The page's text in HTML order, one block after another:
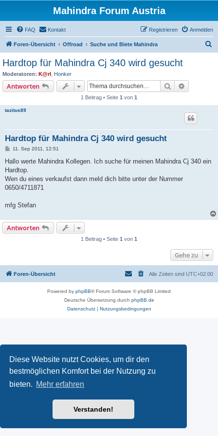
Diese Website nutzt Cookies, um dir den
bestmöglichen Komfort bei der Nutzung zu
bieten. Mehr erfahren
Verstanden!
Mahindra Forum Austria
FAQ Kontakt Anmelden
Registrieren
Foren-Übersicht Offroad Suche und Biete Mahindra
Hardtop für Mahindra Cj 340 wird gesucht
Moderatoren: K@rl Honker
Antworten Suche
1 Beitrag • Seite 1 von 1
tazitus89
Hardtop für Mahindra Cj 340 wird gesucht
B
i
r
a
11. Sep 2011, 12:51
Hallo werte Mahindra Kollegen. Ich suche für meinen Mahindra Cj 340 ein
Hardtop.
Wen du eines verkaufst dann meld dich bitte unter der Nummer
0650/4711871
mfg Stefan
Antworten
1 Beitrag • Seite 1 von 1
Gehe zu
Foren-Übersicht Alle Zeiten sind UTC+02:00
Powered by phpBB® Forum Software © phpBB Limited
Deutsche Übersetzung durch phpBB.de
Datenschutz| Nutzungsbedingungen